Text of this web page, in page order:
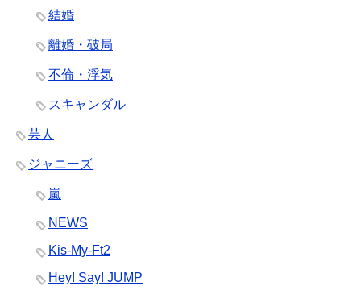
結婚
離婚・破局
不倫・浮気
スキャンダル
芸人
ジャニーズ
嵐
NEWS
Kis-My-Ft2
Hey! Say! JUMP